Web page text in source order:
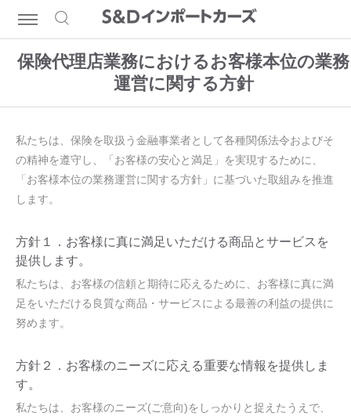
保険代理店業務におけるお客様本位の業務
運営に関する方針
私たちは、保険を取扱う金融事業者として各種関係法令およびそ
の精神を遵守し、「お客様の安心と満足」を実現するために、
「お客様本位の業務運営に関する方針」に基づいた取組みを推進
します。
方針１．お客様に真に満足いただける商品とサービスを
提供します。
私たちは、お客様の信頼と期待に応えるために、お客様に真に満
足をいただける良質な商品・サービスによる最善の利益の提供に
努めます。
方針２．お客様のニーズに応える重要な情報を提供しま
す。
私たちは、お客様のニーズ(ご意向)をしっかりと捉えたうえで、